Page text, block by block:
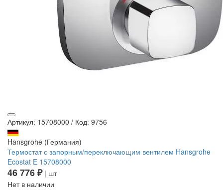
Артикул: 15708000 / Код: 9756
Hansgrohe (Германия)
Термостат с запорным/переключающим вентилем Hansgrohe
Ecostat E 15708000
46 776 ₽| шт
Нет в наличии